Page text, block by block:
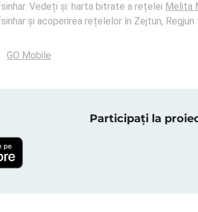
Vedeți și: harta bitrate a rețelei Melita
și acoperirea rețelelor în Zejtun, Reġjun
GO Mobile
Participați la